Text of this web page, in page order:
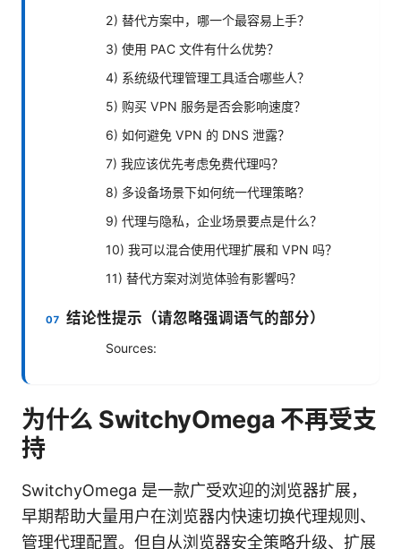
2) 替代方案中，哪一个最容易上手？
3) 使用 PAC 文件有什么优势？
4) 系统级代理管理工具适合哪些人？
5) 购买 VPN 服务是否会影响速度？
6) 如何避免 VPN 的 DNS 泄露？
7) 我应该优先考虑免费代理吗？
8) 多设备场景下如何统一代理策略？
9) 代理与隐私，企业场景要点是什么？
10) 我可以混合使用代理扩展和 VPN 吗？
11) 替代方案对浏览体验有影響吗？
结论性提示（请忽略强调语气的部分）
Sources:
为什么 SwitchyOmega 不再受支
持
SwitchyOmega 是一款广受欢迎的浏览器扩展，
早期帮助大量用户在浏览器内快速切换代理规则、
管理代理配置。但自从浏览器安全策略升级、扩展